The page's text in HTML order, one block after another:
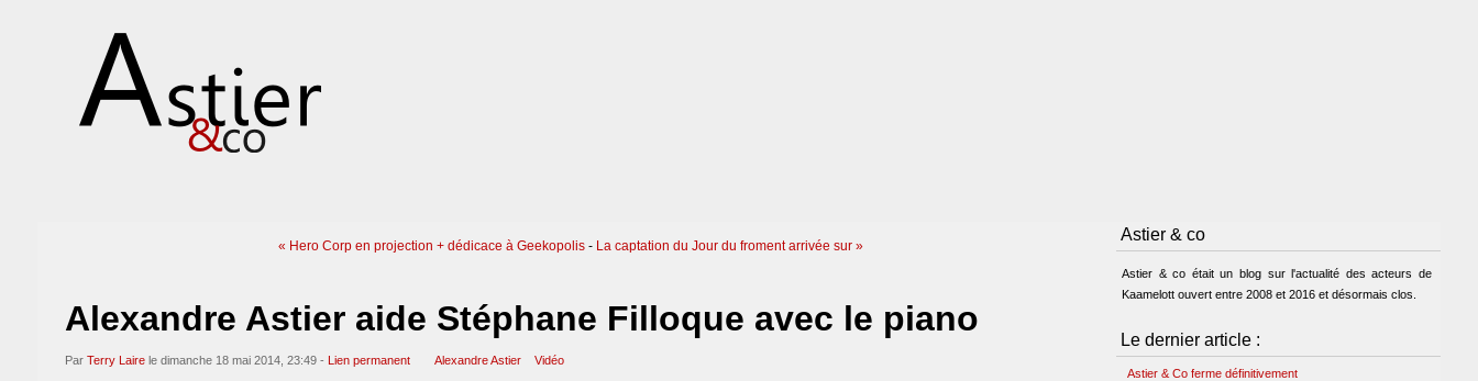
« Hero Corp en projection + dédicace à Geekopolis - La captation du Jour du froment arrivée sur »
Alexandre Astier aide Stéphane Filloque avec le piano
Par Terry Laire le dimanche 18 mai 2014, 23:49 - Lien permanent Alexandre Astier Vidéo
Astier & co
Astier & co était un blog sur l'actualité des acteurs de
Kaamelott ouvert entre 2008 et 2016 et désormais clos.
Le dernier article :
Astier & Co ferme définitivement